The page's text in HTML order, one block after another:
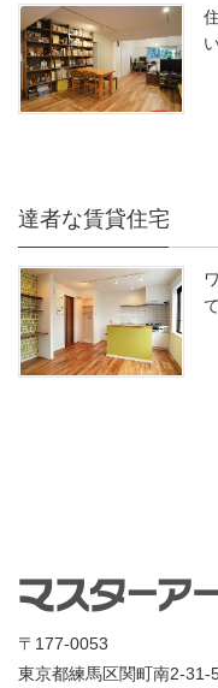
達者な賃貸住宅
〒177-0053
東京都練馬区関町南2-31-